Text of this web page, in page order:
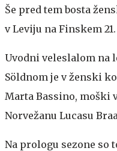
Še pred tem bosta
v Leviju na Finskem
Uvodni veleslalom na
Söldnom je v ženski
Marta Bassino, moški
Norvežanu Lucasu
Na prologu sezone so